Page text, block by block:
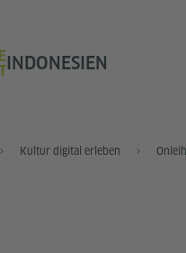
INDONESIEN
Kultur digital erleben